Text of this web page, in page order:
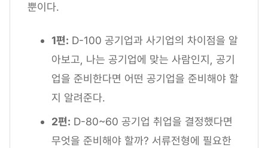
뿐이다.
1편: D-100 공기업과 사기업의 차이점을 알
아보고, 나는 공기업에 맞는 사람인지, 공기
업을 준비한다면 어떤 공기업을 준비해야 할
지 알려준다.
2편: D-80~60 공기업 취업을 결정했다면
무엇을 준비해야 할까? 서류전형에 필요한